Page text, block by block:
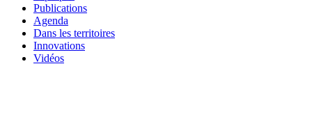
Publications
Agenda
Dans les territoires
Innovations
Vidéos